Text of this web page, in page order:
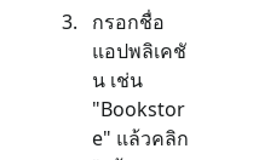
กรอกชื่อ
แอปพลิเคชั
น เช่น
"Bookstor
e" แล้วคลิก